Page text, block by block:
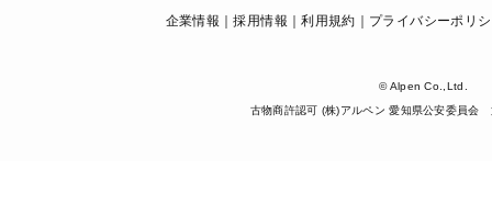
企業情報 採用情報 利用規約 プライバシーポリ
© Alpen Co.,Ltd.
古物商許認可 (株)アルペン 愛知県公安委員